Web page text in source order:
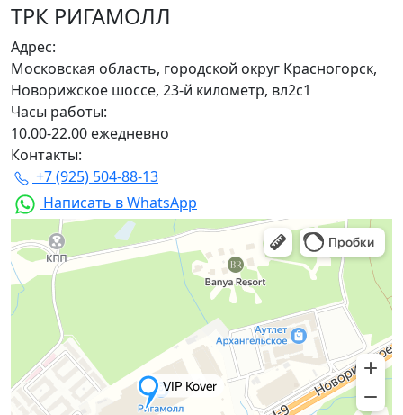
ТРК РИГАМОЛЛ
Адрес:
Московская область, городской округ Красногорск,
Новорижское шоссе, 23-й километр, вл2с1
Часы работы:
10.00-22.00 ежедневно
Контакты:
+7 (925) 504-88-13
Написать в WhatsApp